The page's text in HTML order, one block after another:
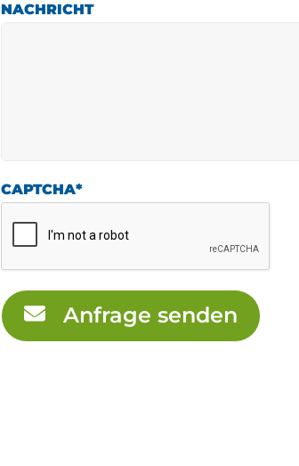
NACHRICHT
CAPTCHA*
Anfrage senden